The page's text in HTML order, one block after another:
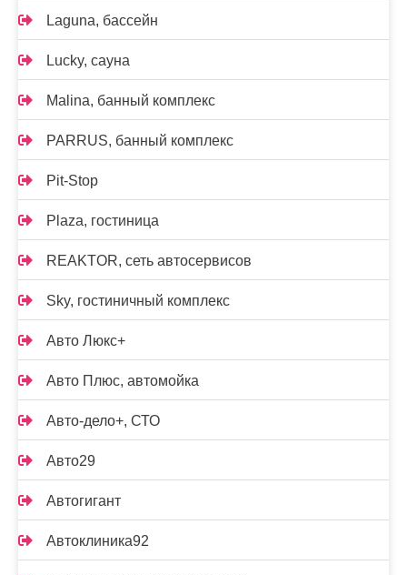
Laguna, бассейн
Lucky, сауна
Malina, банный комплекс
PARRUS, банный комплекс
Pit-Stop
Plaza, гостиница
REAKTOR, сеть автосервисов
Sky, гостиничный комплекс
Авто Люкс+
Авто Плюс, автомойка
Авто-дело+, СТО
Авто29
Автогигант
Автоклиника92